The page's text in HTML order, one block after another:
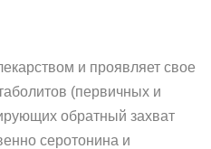
и проявляет свое
(первичных и
обратный захват
серотонина и